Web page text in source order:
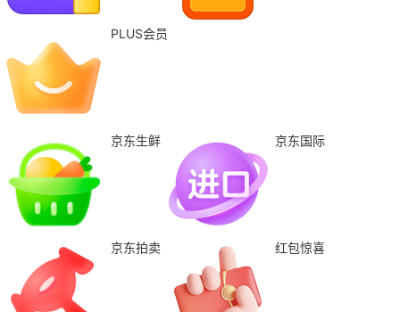
PLUS会员
京东生鲜 京东国际
京东拍卖 红包惊喜